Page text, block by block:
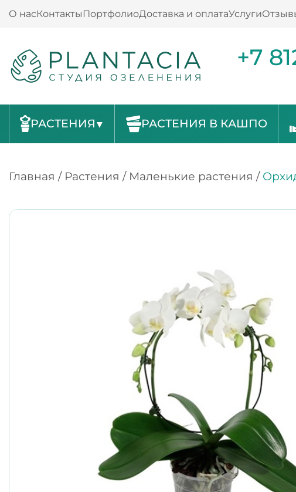
О насКонтакты ПортфолиоДоставка и оплатаУслуги
+7
РАСТЕНИЯ РАСТЕНИЯ В КАШПО
Главная / Растения / Маленькие растения /